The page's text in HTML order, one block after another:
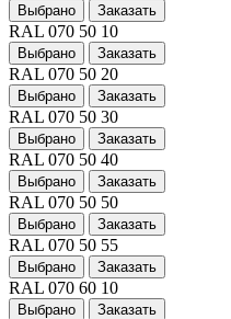
Выбрано Заказать
RAL 070 50 10
Выбрано Заказать
RAL 070 50 20
Выбрано Заказать
RAL 070 50 30
Выбрано Заказать
RAL 070 50 40
Выбрано Заказать
RAL 070 50 50
Выбрано Заказать
RAL 070 50 55
Выбрано Заказать
RAL 070 60 10
Выбрано Заказать